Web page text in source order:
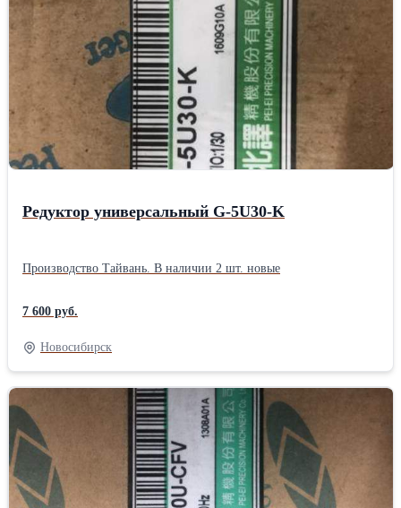
Редуктор универсальный G-5U30-K
Производство Тайвань. В наличии 2 шт. новые
7 600 руб.
Новосибирск